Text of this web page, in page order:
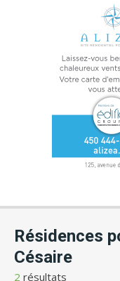
Résidences
Césaire
2 résultats